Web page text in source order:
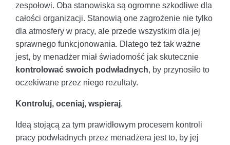
zespołowi. Oba stanowiska są ogromne szkodliwe dla
całości organizacji. Stanowią one zagrożenie nie tylko
dla atmosfery w pracy, ale przede wszystkim dla jej
sprawnego funkcjonowania. Dlatego też tak ważne
jest, by menadżer miał świadomość jak skutecznie
kontrolować swoich podwładnych, by przynosiło to
oczekiwane przez niego rezultaty.
Kontroluj, oceniaj, wspieraj.
Ideą stojącą za tym prawidłowym procesem kontroli
pracy podwładnych przez menadżera jest to, by jej